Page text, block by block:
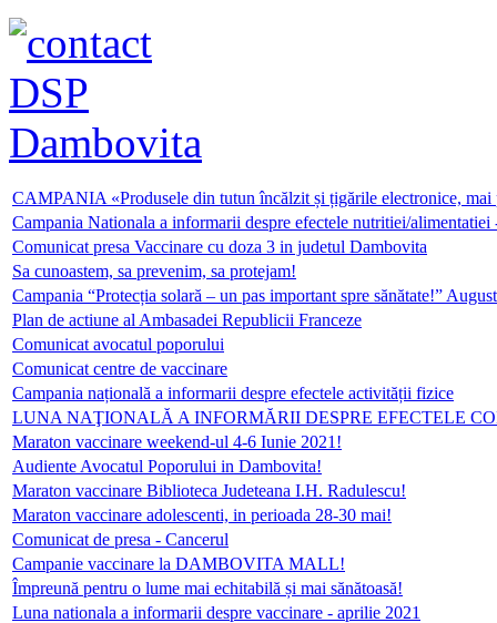
CAMPANIA «Produsele din tutun încălzit și țigările electronice, mai
Campania Nationala a informarii despre efectele nutritiei/
Comunicat presa Vaccinare cu doza 3 in judetul Dambovita
Sa cunoastem, sa prevenim, sa protejam!
Campania “Protecția solară – un pas important spre sănătate!”
Plan de actiune al Ambasadei Republicii Franceze
Comunicat avocatul poporului
Comunicat centre de vaccinare
Campania națională a informarii despre efectele activității fizice
LUNA NAŢIONALĂ A INFORMĂRII DESPRE EFECTELE
Maraton vaccinare weekend-ul 4-6 Iunie 2021!
Audiente Avocatul Poporului in Dambovita!
Maraton vaccinare Biblioteca Judeteana I.H. Radulescu!
Maraton vaccinare adolescenti, in perioada 28-30 mai!
Comunicat de presa - Cancerul
Campanie vaccinare la DAMBOVITA MALL!
Împreună pentru o lume mai echitabilă și mai sănătoasă!
Luna nationala a informarii despre vaccinare - aprilie 2021